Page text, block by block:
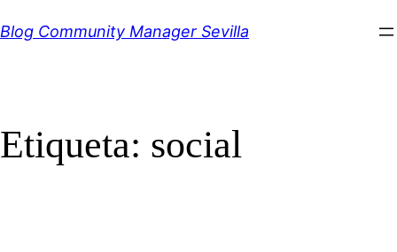
al
Blog Community Manager Sevilla
Etiqueta: social